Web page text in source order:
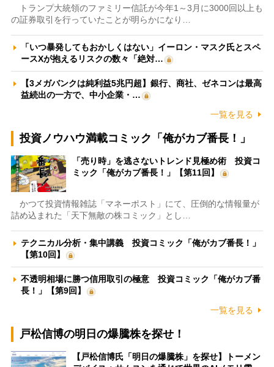
トランプ大統領のファミリー信託が今年1～3月に3000回以上も
の証券取引を行っていたことが明らかになり…
「いつ暴発してもおかしくはない」イーロン・マスク氏とスペ
ースXが抱えるリスクの数々「絶対…
【3メガバンクは純利益5兆円超】銀行、商社、ゼネコンは最高
益続出の一方で、中小企業・…
一覧を見る
投資ノウハウ満載コミック「俺がカブ番長！」
「売り時」を逃さないトレンド見極め術 投資コ
ミック「俺がカブ番長！」【第11回】
かつて投資情報雑誌「マネーポスト」にて、圧倒的な情報量が
詰め込まれた「天下無敵の株コミック」とし…
テクニカル分析・集中講義 投資コミック「俺がカブ番長！」
【第10回】
不透明相場に勝つ信用取引の極意 投資コミック「俺がカブ番
長！」【第9回】
一覧を見る
戸松信博の明日の爆騰株を探せ！
【戸松信博氏「明日の爆騰株」を探せ】トーメン